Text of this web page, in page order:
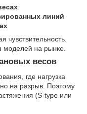
линий
чувствительность.
моделей на рынке.
весов
где нагрузка
на разрыв. Поэтому
(S-type или